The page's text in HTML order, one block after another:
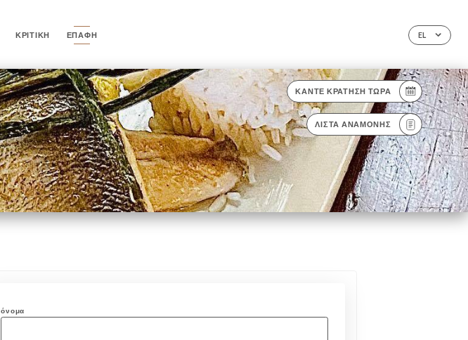
EL
ΚΡΙΤΙΚΉ ΕΠΑΦΉ
ΚΆΝΤΕ ΚΡΆΤΗΣΗ ΤΏΡΑ
ΛΊΣΤΑ ΑΝΑΜΟΝΉΣ
όνομα